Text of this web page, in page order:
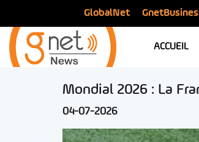
GlobalNet
ACCUEIL
Mondial 2026 : La
04-07-2026